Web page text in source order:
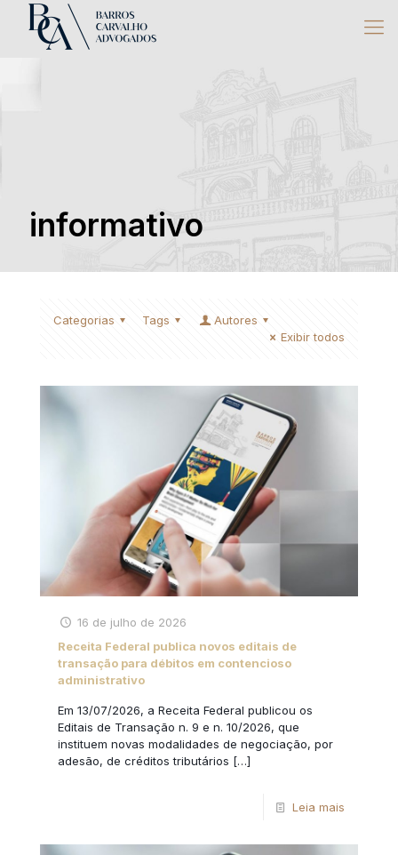
informativo
Categorias Tags
Autores
Exibir todos
16 de julho de 2026
Receita Federal publica novos editais de
transação para débitos em contencioso
administrativo
Em 13/07/2026, a Receita Federal publicou os
Editais de Transação n. 9 e n. 10/2026, que
instituem novas modalidades de negociação, por
adesão, de créditos tributários […]
Leia mais